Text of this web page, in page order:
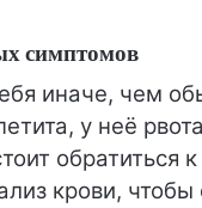
симптомов
иначе, чем
у неё
обратиться
крови,